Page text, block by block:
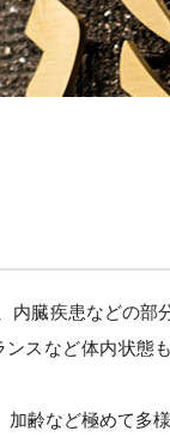
内臓疾患などの部
スなど体内状態
齢など極めて多様